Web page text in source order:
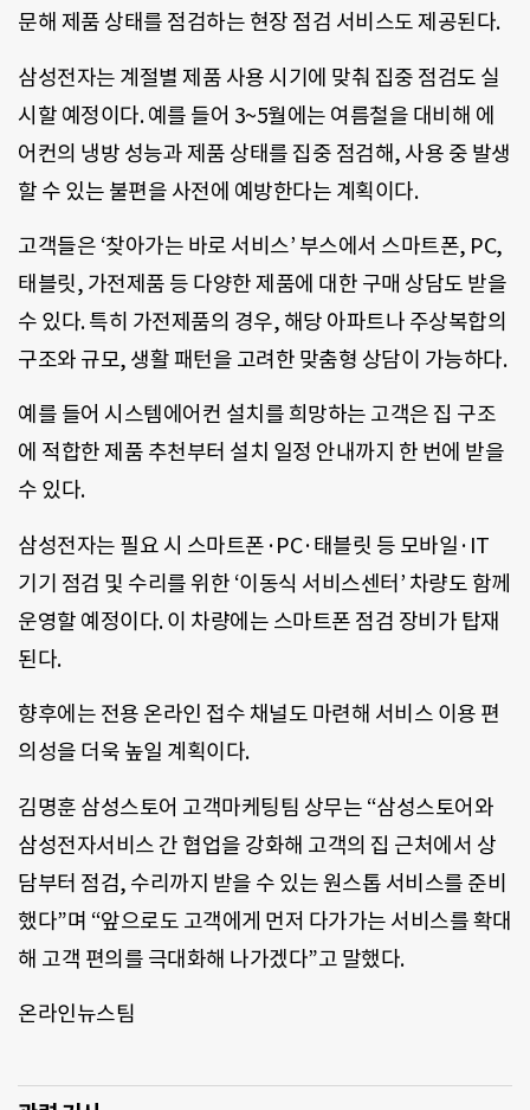
문해 제품 상태를 점검하는 현장 점검 서비스도 제공된다.
삼성전자는 계절별 제품 사용 시기에 맞춰 집중 점검도 실
시할 예정이다. 예를 들어 3~5월에는 여름철을 대비해 에
어컨의 냉방 성능과 제품 상태를 집중 점검해, 사용 중 발생
할 수 있는 불편을 사전에 예방한다는 계획이다.
고객들은 ‘찾아가는 바로 서비스’ 부스에서 스마트폰, PC,
태블릿, 가전제품 등 다양한 제품에 대한 구매 상담도 받을
수 있다. 특히 가전제품의 경우, 해당 아파트나 주상복합의
구조와 규모, 생활 패턴을 고려한 맞춤형 상담이 가능하다.
예를 들어 시스템에어컨 설치를 희망하는 고객은 집 구조
에 적합한 제품 추천부터 설치 일정 안내까지 한 번에 받을
수 있다.
삼성전자는 필요 시 스마트폰·PC·태블릿 등 모바일·IT
기기 점검 및 수리를 위한 ‘이동식 서비스센터’ 차량도 함께
운영할 예정이다. 이 차량에는 스마트폰 점검 장비가 탑재
된다.
향후에는 전용 온라인 접수 채널도 마련해 서비스 이용 편
의성을 더욱 높일 계획이다.
김명훈 삼성스토어 고객마케팅팀 상무는 “삼성스토어와
삼성전자서비스 간 협업을 강화해 고객의 집 근처에서 상
담부터 점검, 수리까지 받을 수 있는 원스톱 서비스를 준비
했다”며 “앞으로도 고객에게 먼저 다가가는 서비스를 확대
해 고객 편의를 극대화해 나가겠다”고 말했다.
온라인뉴스팀